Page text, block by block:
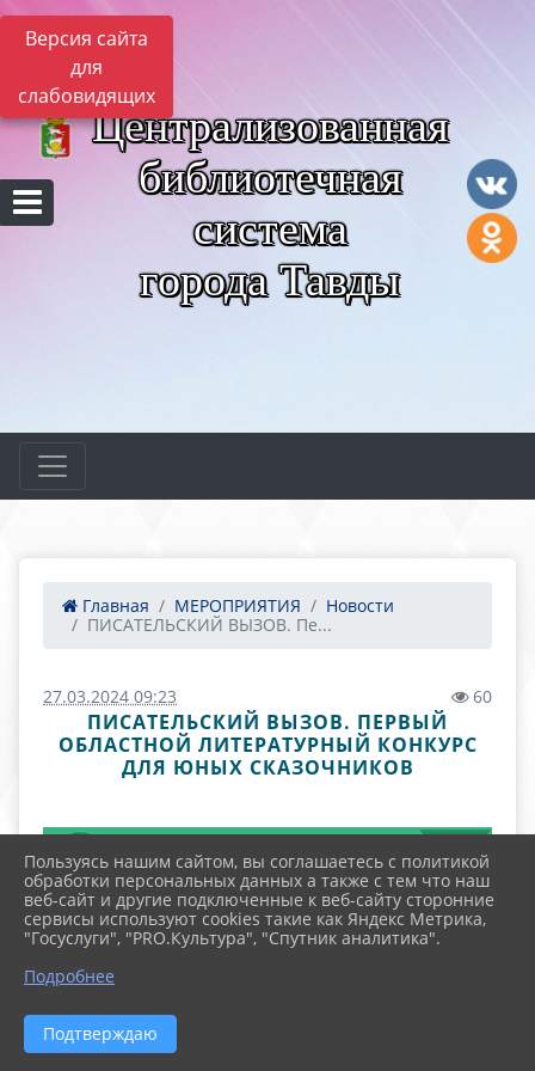
Версия сайта
для
слабовидящих
Централизованная
библиотечная
система
города Тавды
Главная МЕРОПРИЯТИЯ
Новости
ПИСАТЕЛЬСКИЙ ВЫЗОВ. Пе...
27.03.2024 09:23 60
ПИСАТЕЛЬСКИЙ ВЫЗОВ. ПЕРВЫЙ
ОБЛАСТНОЙ ЛИТЕРАТУРНЫЙ КОНКУРС
ДЛЯ ЮНЫХ СКАЗОЧНИКОВ
Пользуясь нашим сайтом, вы соглашаетесь с политикой
обработки персональных данных а также с тем что наш
веб-сайт и другие подключенные к веб-сайту сторонние
сервисы используют cookies такие как Яндекс Метрика,
"Госуслуги", "PRO.Культура", "Спутник аналитика".
Подробнее
Подтверждаю